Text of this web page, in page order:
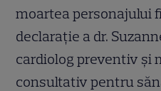
moartea personajului
declarație a dr.
cardiolog preventiv și
consultativ pentru